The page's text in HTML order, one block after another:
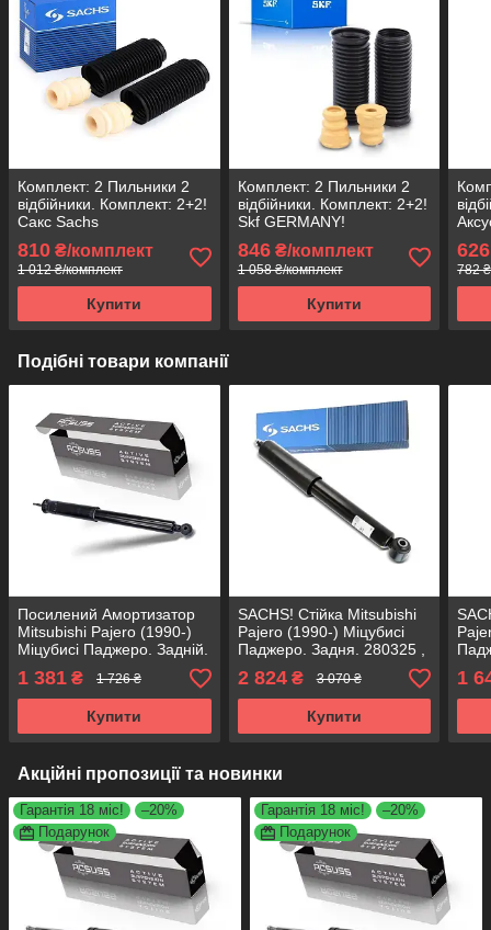
Комплект: 2 Пильники 2
відбійники. Комплект: 2+2!
Сакс Sachs
810 ₴/комплект
1 012 ₴/комплект
Купити
Комплект: 2 Пильники 2
відбійники. Комплект: 2+2!
Skf GERMANY!
846₴/комплект
1 058 ₴/комплект
Купити
626
782
Подібні товари компанії
Посилений Амортизатор
Mitsubishi Pajero (1990-)
Міцубисі Паджеро. Задній.
280325 , 344223 KOREA
Аксусс!
1 381 ₴ 1 726 ₴
Купити
SACHS! Стійка Mitsubishi
Pajero (1990-) Міцубисі
Паджеро. Задня. 280325 ,
344223 САКС
2 824₴ 3 070 ₴
Купити
1
Акційні пропозиції та новинки
Гарантія 18 міс!
–20%
Подарунок
Гарантія 18 міс!
–20%
Подарунок